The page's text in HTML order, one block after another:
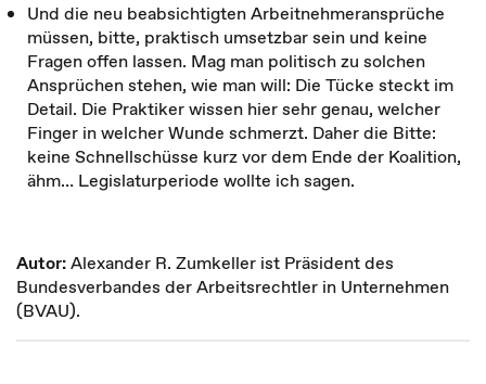
Und die neu beabsichtigten Arbeitnehmeransprüche
müssen, bitte, praktisch umsetzbar sein und keine
Fragen offen lassen. Mag man politisch zu solchen
Ansprüchen stehen, wie man will: Die Tücke steckt im
Detail. Die Praktiker wissen hier sehr genau, welcher
Finger in welcher Wunde schmerzt. Daher die Bitte:
keine Schnellschüsse kurz vor dem Ende der Koalition,
ähm… Legislaturperiode wollte ich sagen.
Autor:Alexander R. Zumkeller ist Präsident des
Bundesverbandes der Arbeitsrechtler in Unternehmen
(BVAU).